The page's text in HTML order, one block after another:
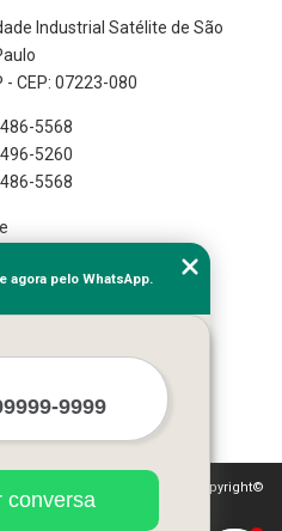
Industrial Satélite de São
- CEP: 07223-080
5568
5260
5568
de direitos autorais. Copyright©
19/02/1998)
agora pelo WhatsApp.
conversa